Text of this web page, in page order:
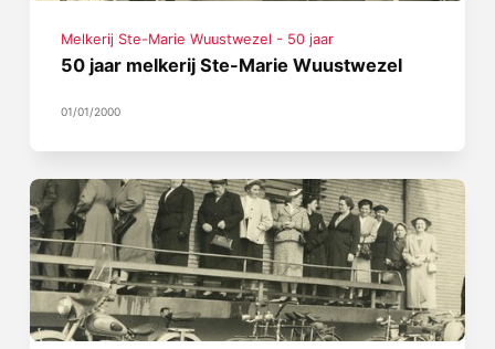
Melkerij Ste-Marie Wuustwezel - 50 jaar
50 jaar melkerij Ste-Marie Wuustwezel
01/01/2000